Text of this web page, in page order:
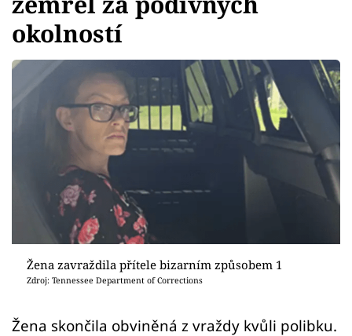
Youtubeři
Virály
Sex a vztahy
Sledujte prima+
Přihlášení
okolností
Žena zavraždila přítele bizarním způsobem 1
Zdroj: Tennessee Department of Corrections
Žena skončila obviněná z vraždy kvůli polibku.